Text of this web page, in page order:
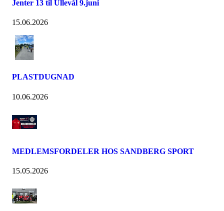
Jenter 13 til Ullevål 9.juni
15.06.2026
PLASTDUGNAD
10.06.2026
MEDLEMSFORDELER HOS SANDBERG SPORT
15.05.2026